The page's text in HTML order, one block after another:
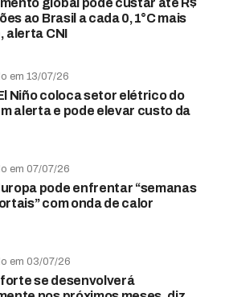
ao Brasil a cada 0,1°C mais
alerta CNI
em 13/07/26
Niño coloca setor elétrico do
alerta e pode elevar custo da
em 07/07/26
pode enfrentar “semanas
com onda de calor
em 03/07/26
forte se desenvolverá